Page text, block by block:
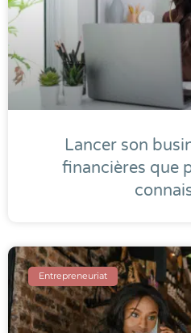
Lancer son
financières que
Entrepreneuriat